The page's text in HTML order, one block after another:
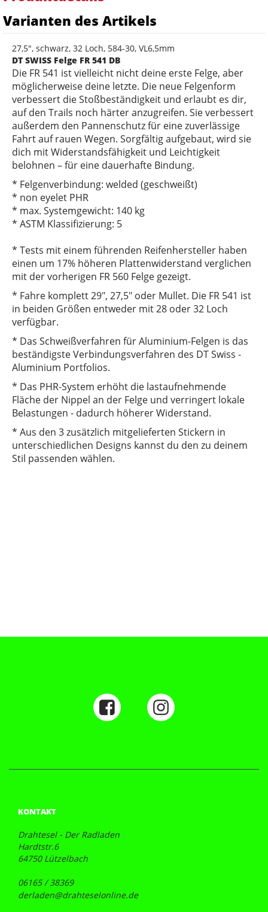
Varianten des Artikels
27,5", schwarz, 32 Loch, 584-30, VL6,5mm
DT SWISS Felge FR 541 DB
Die FR 541 ist vielleicht nicht deine erste Felge, aber
möglicherweise deine letzte. Die neue Felgenform
verbessert die Stoßbeständigkeit und erlaubt es dir,
auf den Trails noch härter anzugreifen. Sie verbessert
außerdem den Pannenschutz für eine zuverlässige
Fahrt auf rauen Wegen. Sorgfältig aufgebaut, wird sie
dich mit Widerstandsfähigkeit und Leichtigkeit
belohnen – für eine dauerhafte Bindung.
* Felgenverbindung: welded (geschweißt)
* non eyelet PHR
* max. Systemgewicht: 140 kg
* ASTM Klassifizierung: 5
* Tests mit einem führenden Reifenhersteller haben
einen um 17% höheren Plattenwiderstand verglichen
mit der vorherigen FR 560 Felge gezeigt.
* Fahre komplett 29", 27,5" oder Mullet. Die FR 541 ist
in beiden Größen entweder mit 28 oder 32 Loch
verfügbar.
* Das Schweißverfahren für Aluminium-Felgen is das
beständigste Verbindungsverfahren des DT Swiss -
Aluminium Portfolios.
* Das PHR-System erhöht die lastaufnehmende
Fläche der Nippel an der Felge und verringert lokale
Belastungen - dadurch höherer Widerstand.
* Aus den 3 zusätzlich mitgelieferten Stickern in
unterschiedlichen Designs kannst du den zu deinem
Stil passenden wählen.
KONTAKT
Drahtesel - Der Radladen
Hardtstr.6
64750 Lützelbach
06165 / 38369
derladen@drahteselonline.de